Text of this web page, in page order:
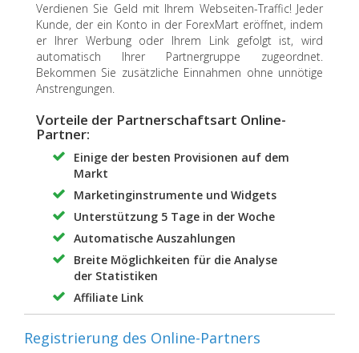
Verdienen Sie Geld mit Ihrem Webseiten-Traffic! Jeder
Kunde, der ein Konto in der ForexMart eröffnet, indem
er Ihrer Werbung oder Ihrem Link gefolgt ist, wird
automatisch Ihrer Partnergruppe zugeordnet.
Bekommen Sie zusätzliche Einnahmen ohne unnötige
Anstrengungen.
Vorteile der Partnerschaftsart Online-
Partner:
Einige der besten Provisionen auf dem
Markt
Marketinginstrumente und Widgets
Unterstützung 5 Tage in der Woche
Automatische Auszahlungen
Breite Möglichkeiten für die Analyse
der Statistiken
Affiliate Link
Registrierung des Online-Partners